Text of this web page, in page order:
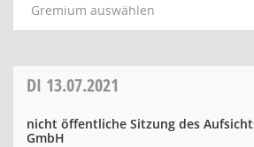
Gremium auswählen
DI 13.07.2021
nicht öffentliche Sitzung des
GmbH